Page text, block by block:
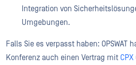
Integration von
Umgebungen.
Falls Sie es verpasst haben: OPSWAT
Konferenz auch einen Vertrag mit CPX